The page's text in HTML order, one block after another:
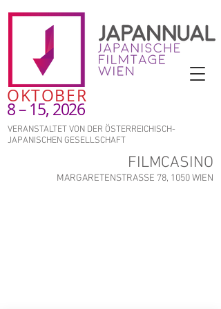
OKTOBER
8 – 15, 2026
VERANSTALTET VON DER ÖSTERREICHISCH-
JAPANISCHEN GESELLSCHAFT
FILMCASINO
MARGARETENSTRASSE 78, 1050 WIEN